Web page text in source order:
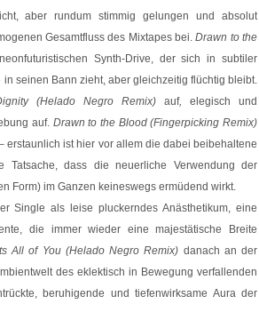
aber rundum stimmig gelungen und absolut
Gesamtfluss des Mixtapes bei.Drawn to the
Synth-Drive, der sich in subtiler
seinen Bann zieht, aber gleichzeitig flüchtig bleibt.
(Helado Negro Remix) auf, elegisch und
auf. Drawn to the Blood (Fingerpicking Remix)
erstaunlich ist hier vor allem die dabei beibehaltene
dass die neuerliche Verwendung der
Form) im Ganzen keineswegs ermüdend wirkt.
Single als leise pluckerndes Anästhetikum, eine
die immer wieder eine majestätische Breite
All of You (Helado Negro Remix) danach an der
des eklektisch in Bewegung verfallenden
beruhigende und tiefenwirksame Aura der